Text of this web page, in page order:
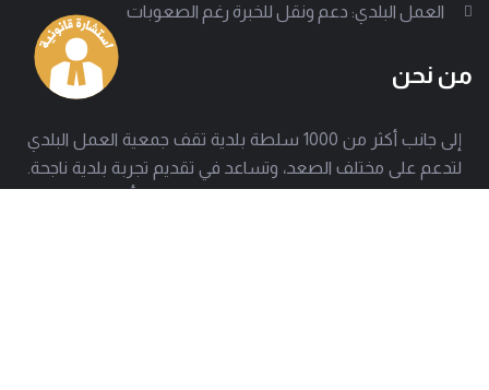
العمل البلدي: دعم ونقل للخبرة رغم الصعوبات
من نحن
إلى جانب أكثر من 1000 سلطة بلدية تقف جمعية العمل البلدي
لتدعم على مختلف الصعد، وتساعد في تقديم تجربة بلدية ناجحة.